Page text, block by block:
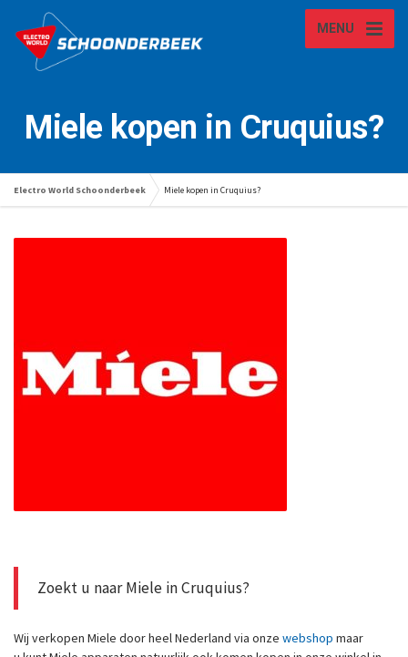
MENU
Miele kopen in Cruquius?
Electro World Schoonderbeek Miele kopen in Cruquius?
Zoekt u naar Miele in Cruquius?
Wij verkopen Miele door heel Nederland via onze webshop maar